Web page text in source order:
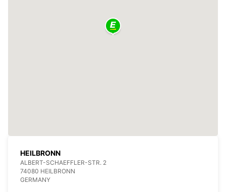
HEILBRONN
ALBERT-SCHAEFFLER-STR. 2
74080 HEILBRONN
GERMANY